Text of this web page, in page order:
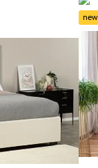
new